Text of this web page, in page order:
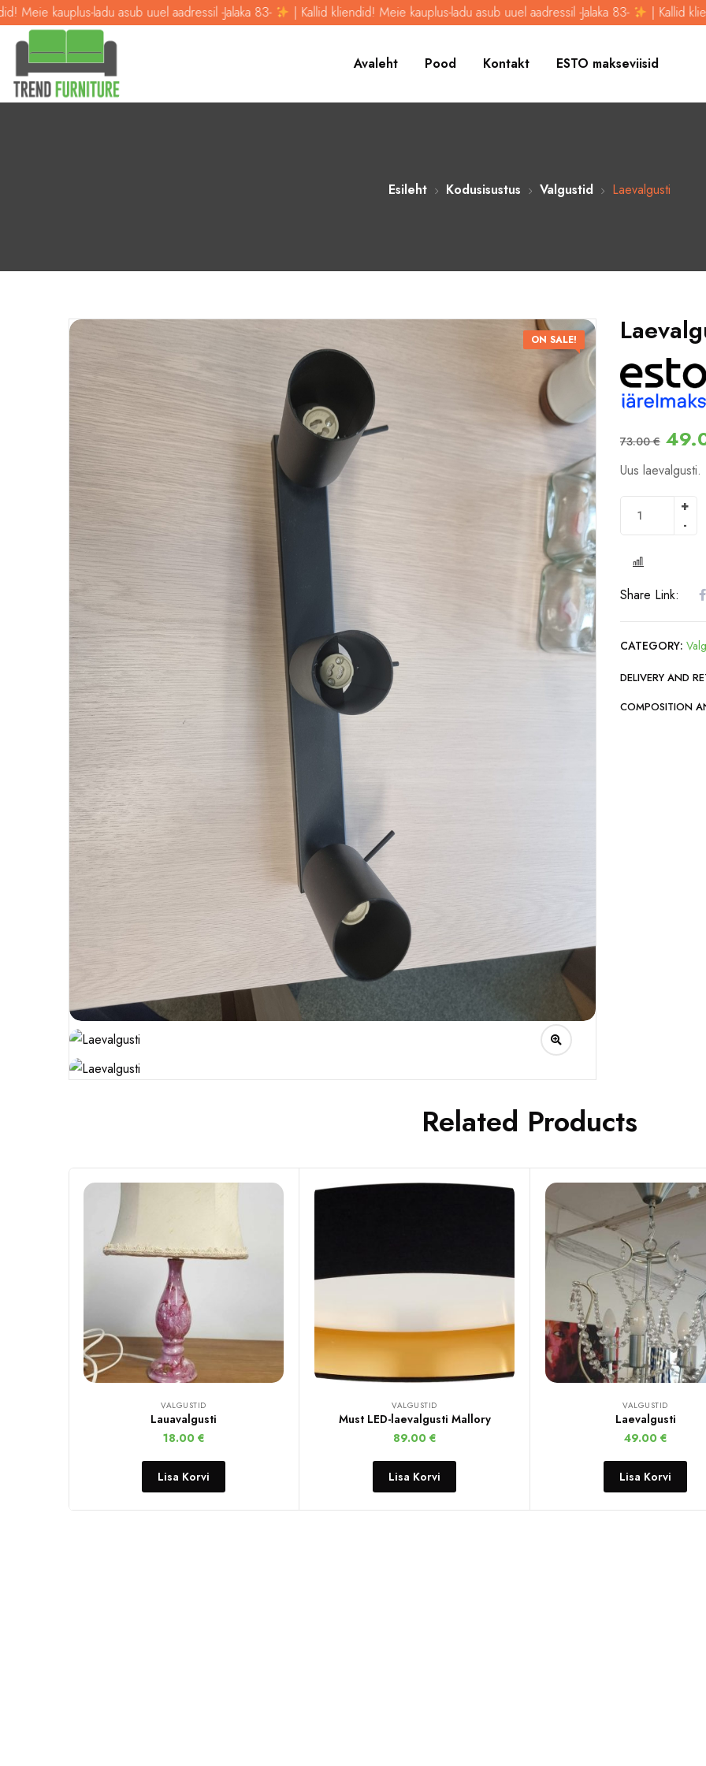
kauplus-ladu asub uuel aadressil -Jalaka 83- | Kallid kliendid! Meie kauplus-ladu asub uuel aadressil -Jalaka 83- | Kallid kliendid!
Avaleht Pood Kontakt ESTO makseviisid
Esileht Kodusisustus Valgustid Laevalgusti
ON SALE!
73.00€
Uus laevalgusti.
Share Link:
CATEGORY:
DELIVERY AND
COMPOSITION
Related Products
VALGUSTID
Lauavalgusti
18.00 €
Lisa Korvi
VALGUSTID
Must LED-laevalgusti Mallory
89.00 €
Lisa Korvi
VALGUSTID
Laevalgusti
49.00 €
Lisa Korvi